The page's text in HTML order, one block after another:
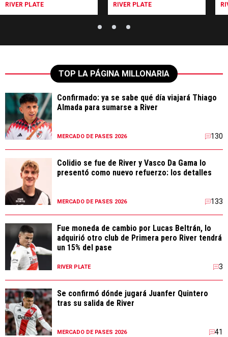
RIVER PLATE RIVER PLATE
TOP LA PÁGINA MILLONARIA
Confirmado: ya se sabe qué día viajará Thiago
Almada para sumarse a River
MERCADO DE PASES 2026 130
Colidio se fue de River y Vasco Da Gama lo
presentó como nuevo refuerzo: los detalles
MERCADO DE PASES 2026 133
Fue moneda de cambio por Lucas Beltrán, lo
adquirió otro club de Primera pero River tendrá
un 15% del pase
RIVER PLATE 3
Se confirmó dónde jugará Juanfer Quintero
tras su salida de River
MERCADO DE PASES 2026 41